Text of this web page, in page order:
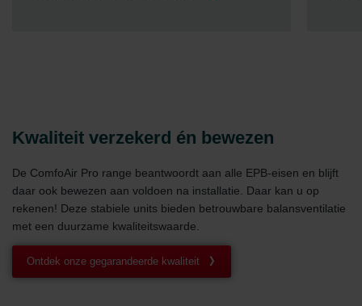
Kwaliteit verzekerd én bewezen
De ComfoAir Pro range beantwoordt aan alle EPB-eisen en blijft
daar ook bewezen aan voldoen na installatie. Daar kan u op
rekenen! Deze stabiele units bieden betrouwbare balansventilatie
met een duurzame kwaliteitswaarde.
Ontdek onze gegarandeerde kwaliteit